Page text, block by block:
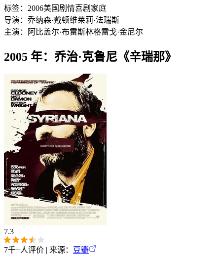
标签： 2006美国 剧情喜剧 家庭
导演： 乔纳森·戴顿维莱莉·法瑞斯
主演：
阿比盖尔·布雷斯林格雷戈·金尼尔
2005 年：乔治·克鲁尼《辛瑞那》
7.3
7千+人评价 | 来源：
豆瓣